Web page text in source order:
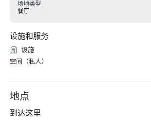
场地类型
餐厅
设施和服务
设施
空间（私人）
地点
到达这里